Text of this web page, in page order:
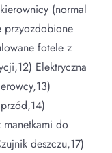
(normal
fotele z
Elektryczna
do
deszczu,17)